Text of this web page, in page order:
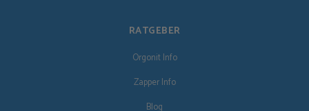
RATGEBER
Orgonit Info
Zapper Info
Blog